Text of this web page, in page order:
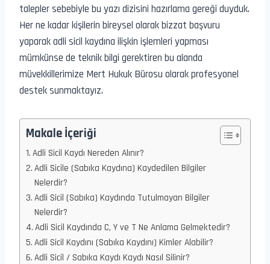
talepler sebebiyle bu yazı dizisini hazırlama gereği duyduk.
Her ne kadar kişilerin bireysel olarak bizzat başvuru
yaparak adli sicil kaydına ilişkin işlemleri yapması
mümkünse de teknik bilgi gerektiren bu alanda
müvekkillerimize Mert Hukuk Bürosu olarak profesyonel
destek sunmaktayız.
Makale İçeriği
Adli Sicil Kaydı Nereden Alınır?
Adli Sicile (Sabıka Kaydına) Kaydedilen Bilgiler
Nelerdir?
Adli Sicil (Sabıka) Kaydında Tutulmayan Bilgiler
Nelerdir?
Adli Sicil Kaydında C, Y ve T Ne Anlama Gelmektedir?
Adli Sicil Kaydını (Sabıka Kaydını) Kimler Alabilir?
Adli Sicil / Sabıka Kaydı Kaydı Nasıl Silinir?